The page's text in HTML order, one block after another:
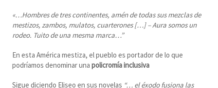
«…Hombres de tres continentes, amén de todas sus mezclas de
mestizos, zambos, mulatos, cuarterones […] – Aura somos un
rodeo. Tuito de una mesma marca…”
En esta América mestiza, el pueblo es portador de lo que
podríamos denominar una policromía inclusiva
Sigue diciendo Eliseo en sus novelas “… el éxodo fusiona las